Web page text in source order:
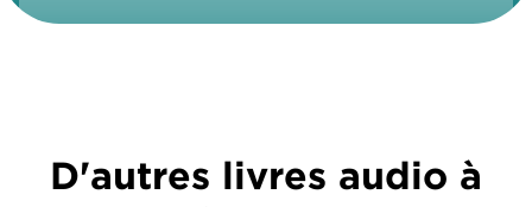
D'autres livres audio à